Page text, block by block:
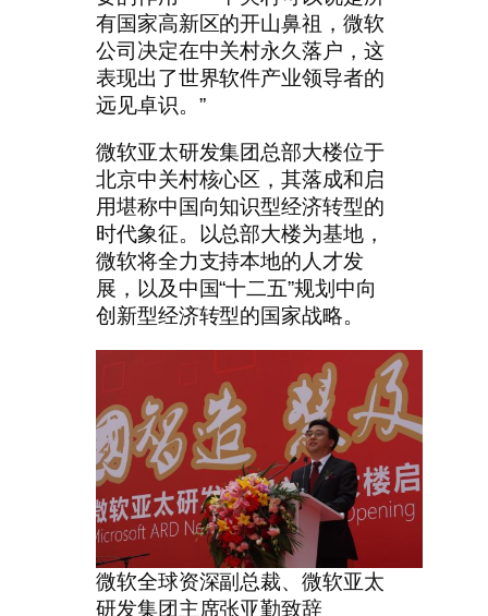
有国家高新区的开山鼻祖，微软
公司决定在中关村永久落户，这
表现出了世界软件产业领导者的
远见卓识。”
微软亚太研发集团总部大楼位于
北京中关村核心区，其落成和启
用堪称中国向知识型经济转型的
时代象征。以总部大楼为基地，
微软将全力支持本地的人才发
展，以及中国“十二五”规划中向
创新型经济转型的国家战略。
微软全球资深副总裁、微软亚太
研发集团主席张亚勤致辞